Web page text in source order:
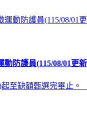
動防護員(115/08/01更
)起至缺額甄選完畢止